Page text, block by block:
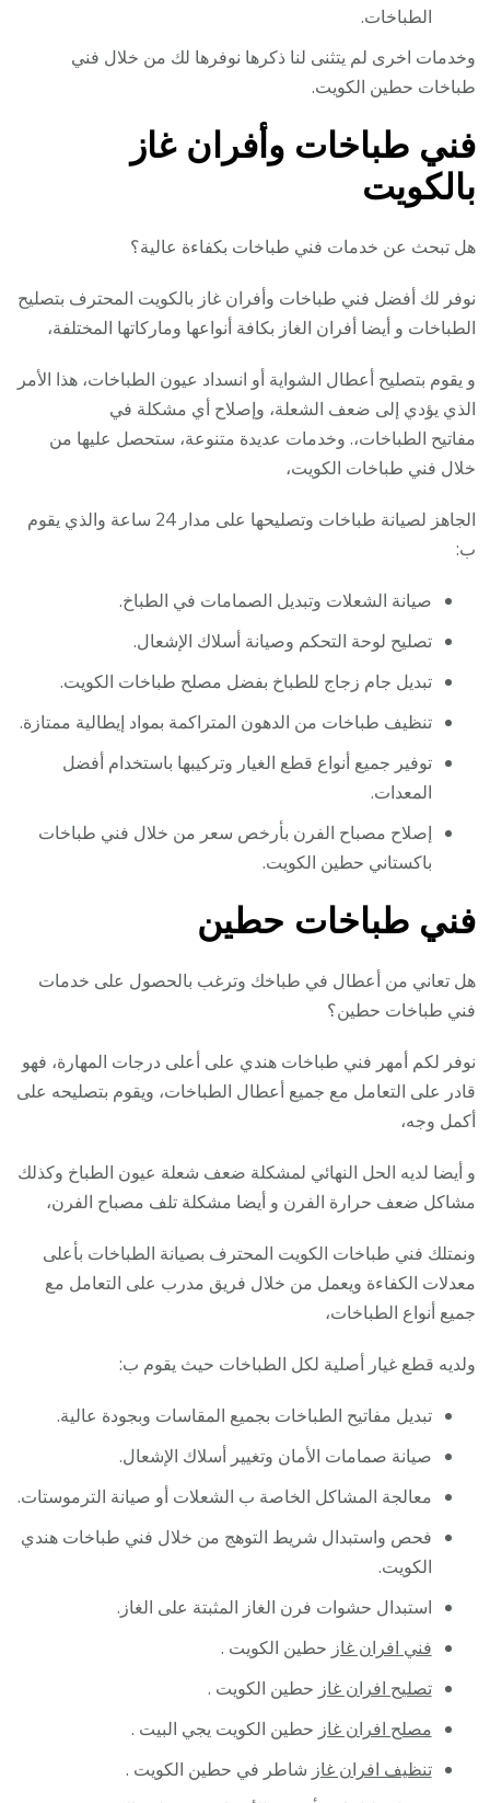
الطباخات.
وخدمات اخرى لم يتثنى لنا ذكرها نوفرها لك من خلال فني
طباخات حطين الكويت.
فني طباخات وأفران غاز
بالكويت
هل تبحث عن خدمات فني طباخات بكفاءة عالية؟
نوفر لك أفضل فني طباخات وأفران غاز بالكويت المحترف بتصليح
الطباخات و أيضا أفران الغاز بكافة أنواعها وماركاتها المختلفة،
و يقوم بتصليح أعطال الشواية أو انسداد عيون الطباخات، هذا الأمر
الذي يؤدي إلى ضعف الشعلة، وإصلاح أي مشكلة في
مفاتيح الطباخات،. وخدمات عديدة متنوعة، ستحصل عليها من
خلال فني طباخات الكويت،
الجاهز لصيانة طباخات وتصليحها على مدار 24 ساعة والذي يقوم
ب:
صيانة الشعلات وتبديل الصمامات في الطباخ.
تصليح لوحة التحكم وصيانة أسلاك الإشعال.
تبديل جام زجاج للطباخ بفضل مصلح طباخات الكويت.
تنظيف طباخات من الدهون المتراكمة بمواد إيطالية ممتازة.
توفير جميع أنواع قطع الغيار وتركيبها باستخدام أفضل
المعدات.
إصلاح مصباح الفرن بأرخص سعر من خلال فني طباخات
باكستاني حطين الكويت.
فني طباخات حطين
هل تعاني من أعطال في طباخك وترغب بالحصول على خدمات
فني طباخات حطين؟
نوفر لكم أمهر فني طباخات هندي على أعلى درجات المهارة، فهو
قادر على التعامل مع جميع أعطال الطباخات، ويقوم بتصليحه على
أكمل وجه،
و أيضا لديه الحل النهائي لمشكلة ضعف شعلة عيون الطباخ وكذلك
مشاكل ضعف حرارة الفرن و أيضا مشكلة تلف مصباح الفرن،
ونمتلك فني طباخات الكويت المحترف بصيانة الطباخات بأعلى
معدلات الكفاءة ويعمل من خلال فريق مدرب على التعامل مع
جميع أنواع الطباخات،
ولديه قطع غيار أصلية لكل الطباخات حيث يقوم ب:
تبديل مفاتيح الطباخات بجميع المقاسات وبجودة عالية.
صيانة صمامات الأمان وتغيير أسلاك الإشعال.
معالجة المشاكل الخاصة ب الشعلات أو صيانة الترموستات.
فحص واستبدال شريط التوهج من خلال فني طباخات هندي
الكويت.
استبدال حشوات فرن الغاز المثبتة على الغاز.
فني افران غاز حطين الكويت .
تصليح افران غاز حطين الكويت .
مصلح افران غاز حطين الكويت يجي البيت .
تنظيف افران غاز شاطر في حطين الكويت .